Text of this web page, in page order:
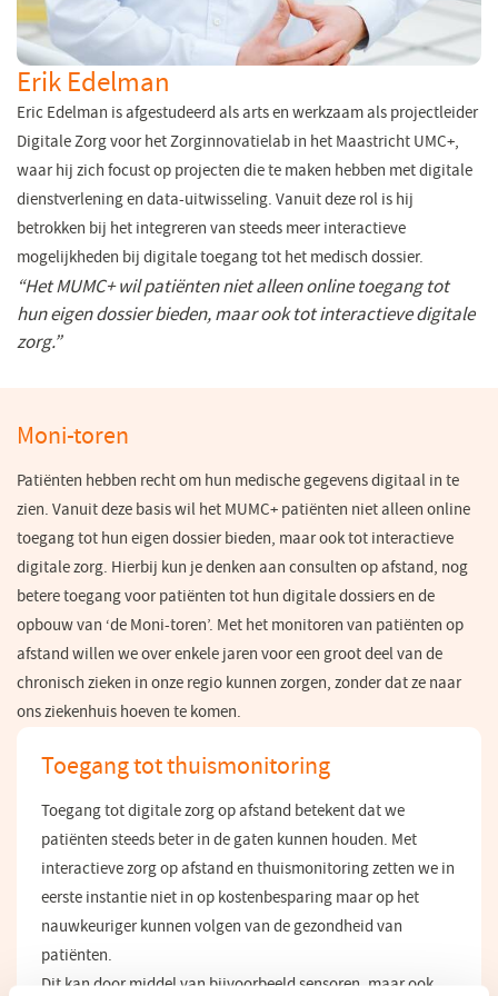
Erik Edelman
Eric Edelman is afgestudeerd als arts en werkzaam als projectleider
Digitale Zorg voor hetZorginnovatielabin het Maastricht UMC+,
waar hij zich focust op projecten die te maken hebben met digitale
dienstverlening en data-uitwisseling. Vanuit deze rol is hij
betrokken bij het integreren van steeds meer interactieve
mogelijkheden bij digitale toegang tot het medisch dossier.
“Het MUMC+ wil patiënten niet alleen online toegang tot
hun eigen dossier bieden, maar ook tot interactieve digitale
zorg.”
Moni-toren
Patiënten hebben recht om hun medische gegevens digitaal in te
zien. Vanuit deze basis wil het MUMC+ patiënten niet alleen online
toegang tot hun eigen dossier bieden, maar ook tot interactieve
digitale zorg. Hierbij kun je denken aan consulten op afstand, nog
betere toegang voor patiënten tot hun digitale dossiers en de
opbouw van ‘de Moni-toren’. Met het monitoren van patiënten op
afstand willen we over enkele jaren voor een groot deel van de
chronisch zieken in onze regio kunnen zorgen, zonder dat ze naar
ons ziekenhuis hoeven te komen.
Toegang tot thuismonitoring
Toegang tot digitale zorg op afstand betekent dat we
patiënten steeds beter in de gaten kunnen houden. Met
interactieve zorg op afstand en thuismonitoring zetten we in
eerste instantie niet in op kostenbesparing maar op het
nauwkeuriger kunnen volgen van de gezondheid van
patiënten.
Dit kan door middel van bijvoorbeeld sensoren, maar ook